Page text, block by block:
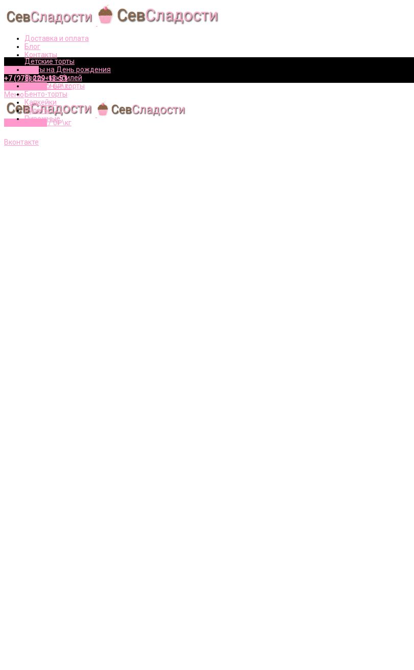
Доставка и оплата
Блог
Контакты
Вконтакте
+7 (978) 229-13-51
элементов /0₽\кг
Меню
элементов /0₽\кг
Детские торты
Торты на День рождения
Торты на юбилей
Свадебные торты
Бенто-торты
Капкейки
Рулеты
Пирожные
Вконтакте